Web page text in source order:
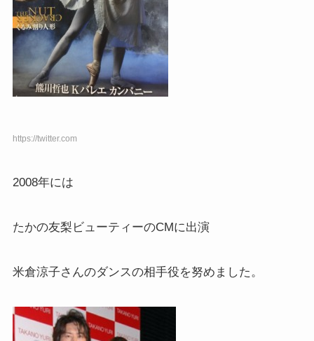
https://twitter.com
2008年には
たかの友梨ビューティーのCMに出演
米倉涼子さんのダンスの相手役を努めました。